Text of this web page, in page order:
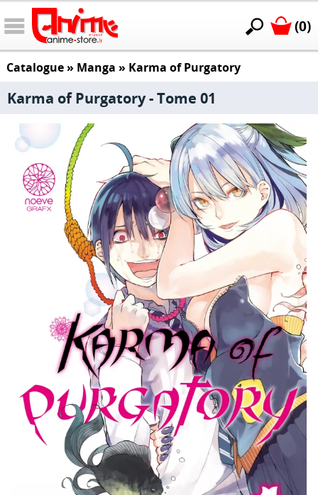
(0)
Catalogue» Manga » Karma of Purgatory
Karma of Purgatory - Tome 01